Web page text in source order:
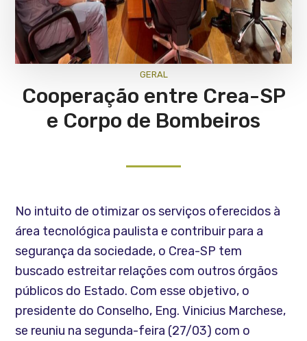
GERAL
Cooperação entre Crea-SP
e Corpo de Bombeiros
No intuito de otimizar os serviços oferecidos à
área tecnológica paulista e contribuir para a
segurança da sociedade, o Crea-SP tem
buscado estreitar relações com outros órgãos
públicos do Estado. Com esse objetivo, o
presidente do Conselho, Eng. Vinicius Marchese,
se reuniu na segunda-feira (27/03) com o